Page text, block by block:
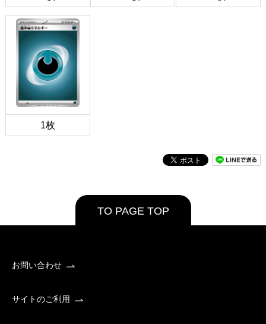
1枚
TO PAGE TOP
お問い合わせ
サイトのご利用